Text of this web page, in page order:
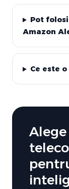
Pot
Amazon
Ce este
Alege